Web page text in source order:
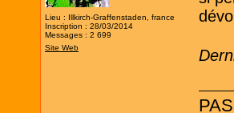
Lieu : Illkirch-Graffenstaden, france
Inscription : 28/03/2014
Messages : 2 699
Site Web